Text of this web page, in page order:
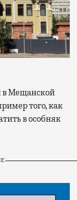
того, как
в особняк